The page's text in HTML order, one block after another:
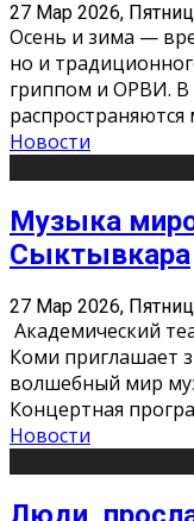
27 Мар 2026,
Осень и зима —
но и
гриппом и ОРВИ. В
распространяются
Новости
Музыка
Сыктывкара
27 Мар 2026,
Академический
Коми приглашает
волшебный мир
Концертная
Новости